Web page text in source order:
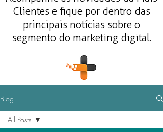
Clientes e fique por dentro das
principais notícias sobre o
segmento do marketing digital.
Blog
All Posts